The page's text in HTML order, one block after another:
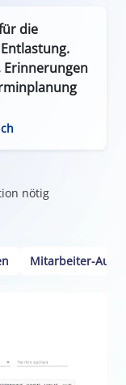
die
Kalender
Mitarbeiter-